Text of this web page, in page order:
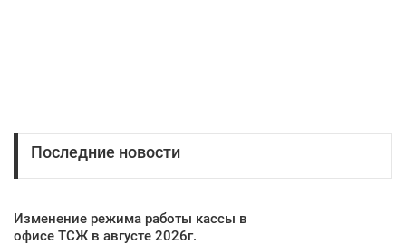
Последние новости
Изменение режима работы кассы в
офисе ТСЖ в августе 2026г.